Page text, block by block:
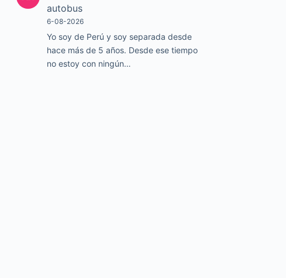
autobus
6-08-2026
Yo soy de Perú y soy separada desde
hace más de 5 años. Desde ese tiempo
no estoy con ningún…